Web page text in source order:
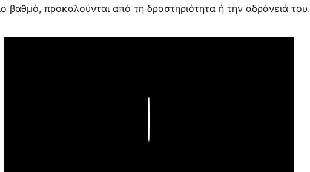
βαθμό, προκαλούνται από τη δραστηριότητα ή την αδράνειά του.